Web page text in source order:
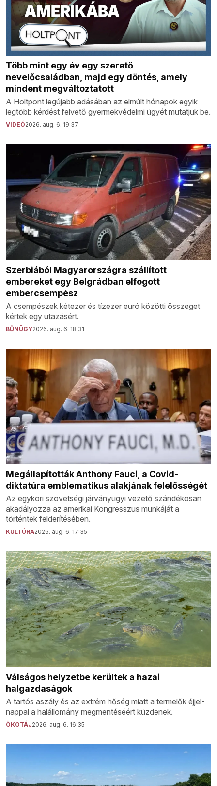
Több mint egy év egy szerető
nevelőcsaládban, majd egy döntés, amely
mindent megváltoztatott
A Holtpont legújabb adásában az elmúlt hónapok egyik
legtöbb kérdést felvető gyermekvédelmi ügyét mutatjuk be.
VIDEÓ2026. aug. 6. 19:37
Szerbiából Magyarországra szállított
embereket egy Belgrádban elfogott
embercsempész
A csempészek kétezer és tízezer euró közötti összeget
kértek egy utazásért.
BŰNÜGY2026. aug. 6. 18:31
Megállapították Anthony Fauci, a Covid-
diktatúra emblematikus alakjának felelősségét
Az egykori szövetségi járványügyi vezető szándékosan
akadályozza az amerikai Kongresszus munkáját a
történtek felderítésében.
KULTÚRA2026. aug. 6. 17:35
Válságos helyzetbe kerültek a hazai
halgazdaságok
A tartós aszály és az extrém hőség miatt a termelők éjjel-
nappal a halállomány megmentéséért küzdenek.
ÖKOTÁJ2026. aug. 6. 16:35